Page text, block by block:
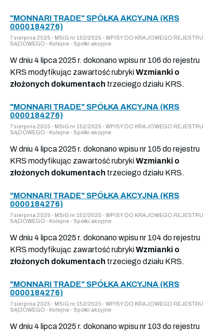
"MONNARI TRADE" SPÓŁKA AKCYJNA (KRS
0000184276)
7 sierpnia 2025 - MSiG nr 152/2025 - WPISY DO KRAJOWEGO REJESTRU
SĄDOWEGO - Kolejne - Spółki akcyjne
W dniu 4 lipca 2025 r. dokonano wpisu nr 106 do rejestru
KRS modyfikując zawartość rubrykiWzmianki o
złożonych dokumentach trzeciego działu KRS.
"MONNARI TRADE" SPÓŁKA AKCYJNA (KRS
0000184276)
7 sierpnia 2025 - MSiG nr 152/2025 - WPISY DO KRAJOWEGO REJESTRU
SĄDOWEGO - Kolejne - Spółki akcyjne
W dniu 4 lipca 2025 r. dokonano wpisu nr 105 do rejestru
KRS modyfikując zawartość rubrykiWzmianki o
złożonych dokumentach trzeciego działu KRS.
"MONNARI TRADE" SPÓŁKA AKCYJNA (KRS
0000184276)
7 sierpnia 2025 - MSiG nr 152/2025 - WPISY DO KRAJOWEGO REJESTRU
SĄDOWEGO - Kolejne - Spółki akcyjne
W dniu 4 lipca 2025 r. dokonano wpisu nr 104 do rejestru
KRS modyfikując zawartość rubrykiWzmianki o
złożonych dokumentach trzeciego działu KRS.
"MONNARI TRADE" SPÓŁKA AKCYJNA (KRS
0000184276)
7 sierpnia 2025 - MSiG nr 152/2025 - WPISY DO KRAJOWEGO REJESTRU
SĄDOWEGO - Kolejne - Spółki akcyjne
W dniu 4 lipca 2025 r. dokonano wpisu nr 103 do rejestru